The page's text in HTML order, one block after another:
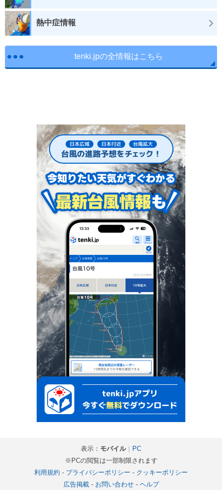
熱中症情報
tenki.jpの全情報はこちら
表示： モバイル｜ PC
※PCの閲覧は一部制限されます
利用規約 - プライバシーポリシー - クッキーポリシー
広告掲載- お問い合わせ- ヘルプ